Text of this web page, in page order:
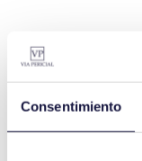
Consentimiento